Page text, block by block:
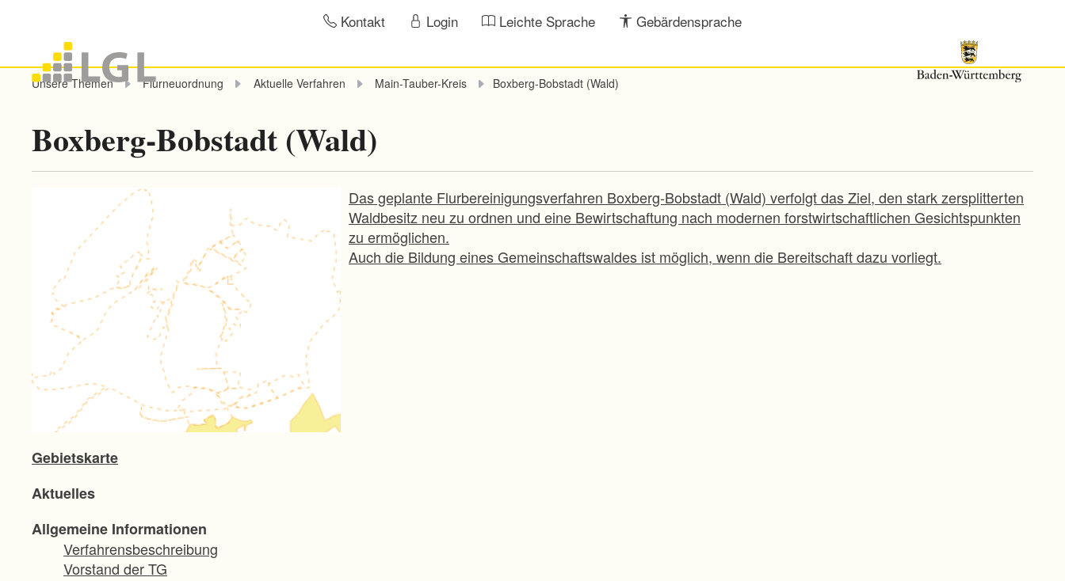
Kontakt Login Leichte Sprache Gebärdensprache
Unsere Themen Flurneuordnung Aktuelle Verfahren Main-Tauber-Kreis Boxberg-Bobstadt (Wald)
Boxberg-Bobstadt (Wald)
Das geplante Flurbereinigungsverfahren Boxberg-Bobstadt (Wald) verfolgt das Ziel, den stark zersplitterten
Waldbesitz neu zu ordnen und eine Bewirtschaftung nach modernen forstwirtschaftlichen Gesichtspunkten
zu ermöglichen.
Auch die Bildung eines Gemeinschaftswaldes ist möglich, wenn die Bereitschaft dazu vorliegt.
Gebietskarte
Aktuelles
Allgemeine Informationen
Verfahrensbeschreibung
Vorstand der TG